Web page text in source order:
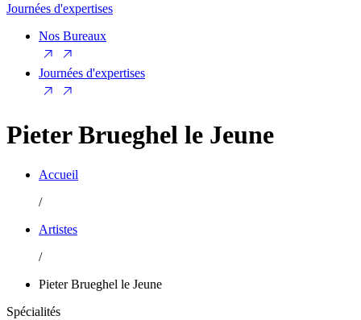
Journées d'expertises
Nos Bureaux
Journées d'expertises
Pieter Brueghel le Jeune
Accueil
/
Artistes
/
Pieter Brueghel le Jeune
Spécialités